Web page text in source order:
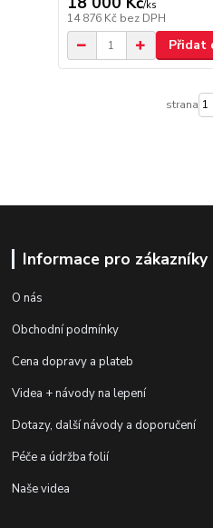
/ks
14 876 Kč bez DPH
Přidat
strana
Informace pro zákazníky
O nás
Obchodní podmínky
Cena dopravy a plateb
Videa + návody na lepení
Dotazy, další návody a doporučení
Péče a údržba folií
Naše videa